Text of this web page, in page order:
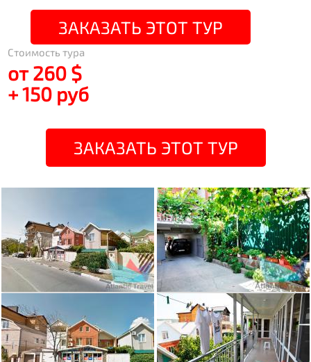
ЗАКАЗАТЬ ЭТОТ ТУР
Стоимость тура
от 260 $
+ 150 руб
ЗАКАЗАТЬ ЭТОТ ТУР